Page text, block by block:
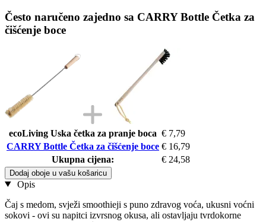
Često naručeno zajedno sa CARRY Bottle Četka za
čišćenje boce
ecoLiving Uska četka za pranje boca € 7,79
CARRY Bottle Četka za čišćenje boce € 16,79
Ukupna cijena:
€ 24,58
Dodaj oboje u vašu košaricu
Opis
Čaj s medom, svježi smoothieji s puno zdravog voća, ukusni voćni
sokovi - ovi su napitci izvrsnog okusa, ali ostavljaju tvrdokorne